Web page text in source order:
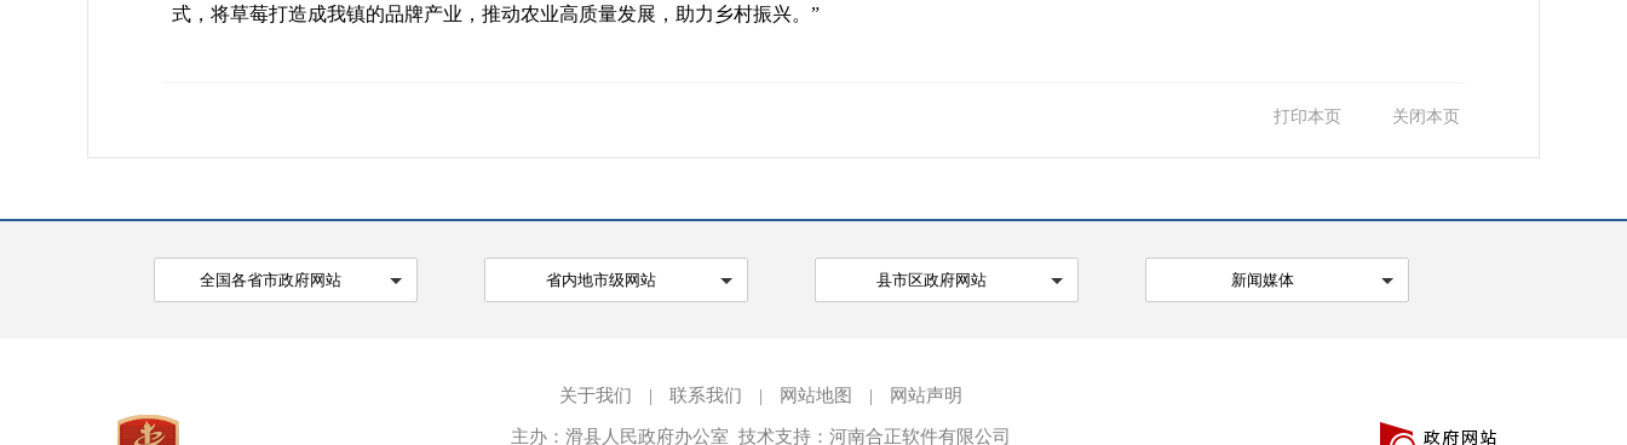
式，将草莓打造成我镇的品牌产业，推动农业高质量发展，助力乡村振兴。”
打印本页 关闭本页
全国各省市政府网站 省内地市级网站 县市区政府网站 新闻媒体
关于我们 | 联系我们 | 网站地图 | 网站声明
主办：滑县人民政府办公室 技术支持：河南合正软件有限公司